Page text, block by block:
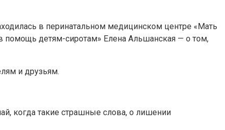
в перинатальном медицинском центре «Мать
помощь детям-сиротам» Елена Альшанская — о том,
и друзьям.
когда такие страшные слова, о лишении